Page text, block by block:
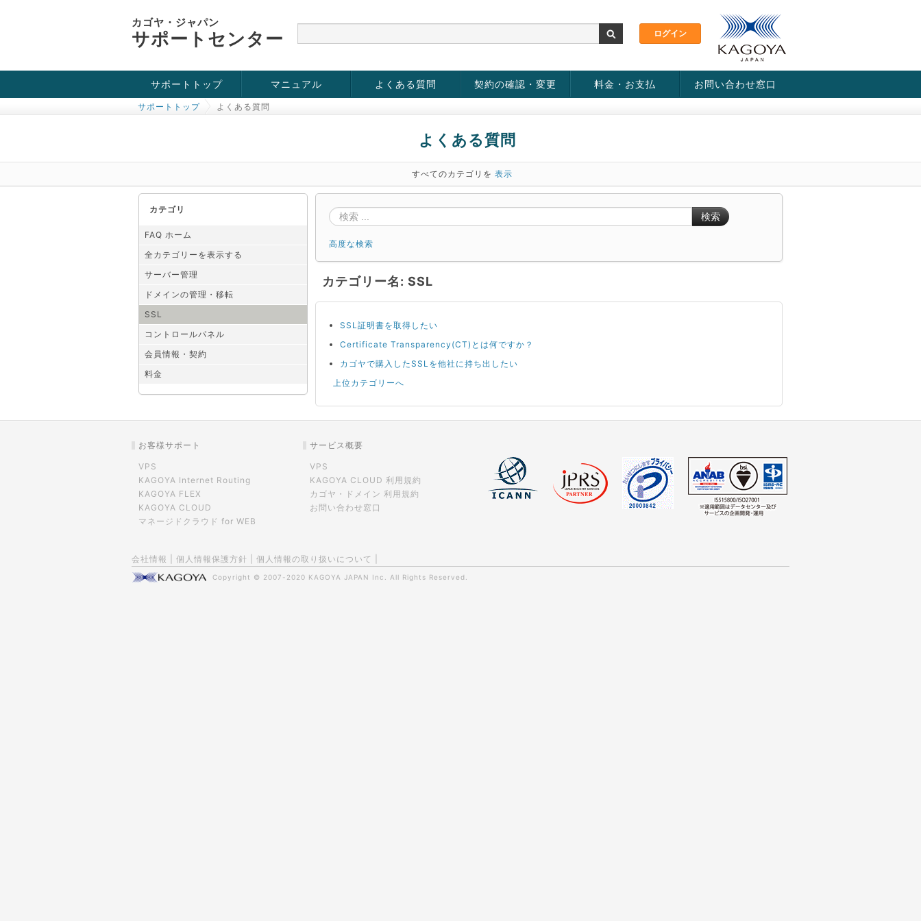
カゴヤ・ジャパン
サポートセンター
サポートトップ
お役立ち情報
チュートリアル
障害・メンテナンス情報
マニュアル よくある質問 契約の確認・変更 料金・お支払 お問い合わせ窓口
サポートトップ よくある質問
よくある質問
すべてのカテゴリを 表示
カテゴリ
FAQ ホーム
全カテゴリーを表示する
サーバー管理
ドメインの管理・移転
SSL
コントロールパネル
会員情報・契約
料金
検索
高度な検索
カテゴリー名: SSL
SSL証明書を取得したい
Certificate Transparency(CT)とは何ですか？
カゴヤで購入したSSLを他社に持ち出したい
上位カテゴリーへ
お客様サポート
VPS
KAGOYA Internet Routing
KAGOYA FLEX
KAGOYA CLOUD
マネージドクラウド for WEB
サービス概要
VPS
KAGOYA CLOUD 利用規約
カゴヤ・ドメイン 利用規約
お問い合わせ窓口
会社情報 個人情報保護方針 個人情報の取り扱いについて
Copyright © 2007-2020 KAGOYA JAPAN Inc. All Rights Reserved.